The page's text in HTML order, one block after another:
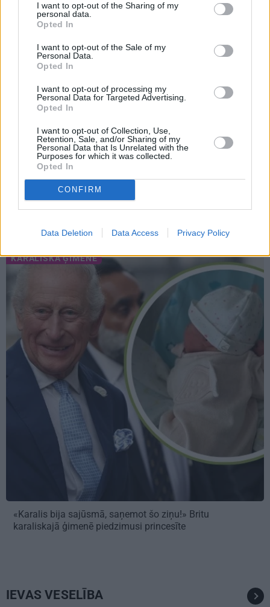
I want to opt-out of the Sharing of my
personal data.
Opted In
I want to opt-out of the Sale of my
Personal Data.
Opted In
I want to opt-out of processing my
Personal Data for Targeted Advertising.
Opted In
I want to opt-out of Collection, Use,
Retention, Sale, and/or Sharing of my
Personal Data that Is Unrelated with the
Purposes for which it was collected.
Opted In
CONFIRM
Data Deletion Data Access Privacy Policy
VIEDOKLIS
Darbs no mājām –
aizliegt vai turpināt?
Karstus viedokļus pauž
Ķestere, Rasnačs un
SPORTS
Basketbolists Dāvis
KARALISKĀ ĢIMENE
«Karalis bija sajūsmā, saņemot šo ziņu!» Britu
karaliskajā ģimenē piedzimusi princesīte
IEVAS VESELĪBA